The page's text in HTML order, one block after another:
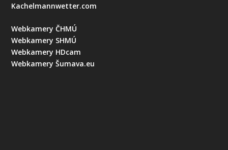
Kachelmannwetter.com
Webkamery ČHMÚ
Webkamery SHMÚ
Webkamery HDcam
Webkamery Šumava.eu